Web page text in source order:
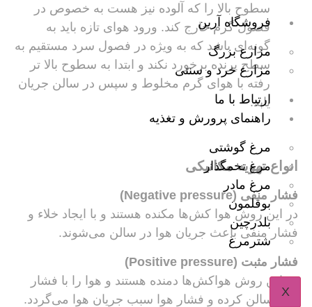
فروشگاه آرین
مزارع بزرگ
مزارع خرد و سنتی
ارتباط با ما
راهنمای پرورش و تغذیه
مرغ گوشتی
مرغ تخمگذار
مرغ مادر
بوقلمون
بلدرچین
شترمرغ
X
سطوح بالا را که آلوده نیز هست به خصوص در
فصول گرم خارج کند. ورود هوای تازه باید به
گونه‌ای باشد که به ویژه در فصول سرد مستقیم به
سطح پرنده برخورد نکند و ابتدا به سطوح بالا تر
رفته با هوای گرم مخلوط و سپس در سالن جریان
یابد.
انواع تهویه مکانیکی
فشار منفی (Negative pressure)
در این روش هوا کش‌ها مکنده هستند و با ایجاد خلاء و
فشار منفی باعث جریان هوا در سالن می‌شوند.
فشار مثبت (Positive pressure)
در این روش هواکش‌ها دمنده هستند و هوا را با فشار
وارد سالن کرده و فشار هوا سبب جریان هوا می‌گردد.